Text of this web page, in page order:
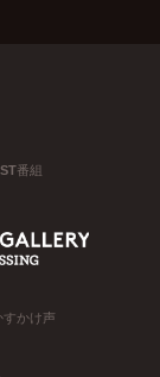
番組
かけ声